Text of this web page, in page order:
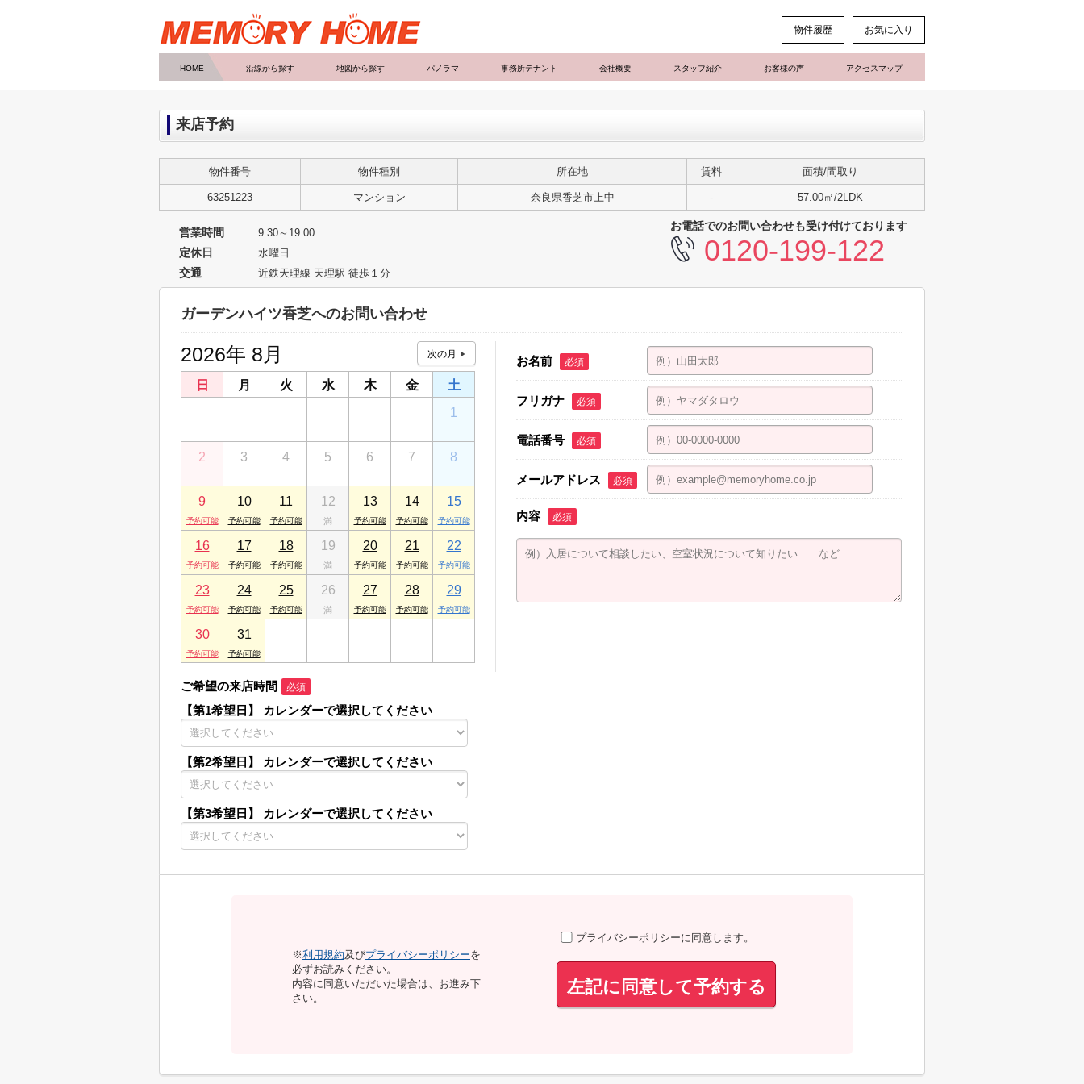
物件履歴 お気に入り
HOME 沿線から探す 地図から探す パノラマ 事務所テナント 会社概要 スタッフ紹介 お客様の声 アクセスマップ
来店予約
物件番号 物件種別 所在地 賃料 面積/間取り
63251223 マンション 奈良県香芝市上中 - 57.00㎡/2LDK
営業時間 9:30～19:00
定休日 水曜日
交通 近鉄天理線 天理駅 徒歩１分
お電話でのお問い合わせも受け付けております
0120-199-122
ガーデンハイツ香芝へのお問い合わせ
2026年 8月
日 月 火 水 木 金
土
1
2 3 4 5 6 7 8
9 10 11 12 13 14 15
16 17 18 19 20 21 22
23 24 25 26 27 28 29
30 31
ご希望の来店時間 必須
【第1希望日】 カレンダーで選択してください
【第2希望日】 カレンダーで選択してください
【第3希望日】 カレンダーで選択してください
お名前 必須
フリガナ 必須
電話番号 必須
メールアドレス 必須
内容 必須
※利用規約及びプライバシーポリシーを
必ずお読みください。
内容に同意いただいた場合は、お進み下
さい。
プライバシーポリシーに同意します。
左記に同意して予約する